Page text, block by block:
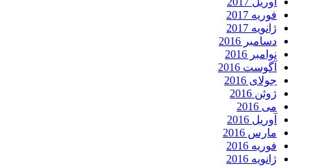
فوریه 2017
ژانویه 2017
دسامبر 2016
نوامبر 2016
آگوست 2016
جولای 2016
ژوئن 2016
می 2016
آوریل 2016
مارس 2016
فوریه 2016
ژانویه 2016